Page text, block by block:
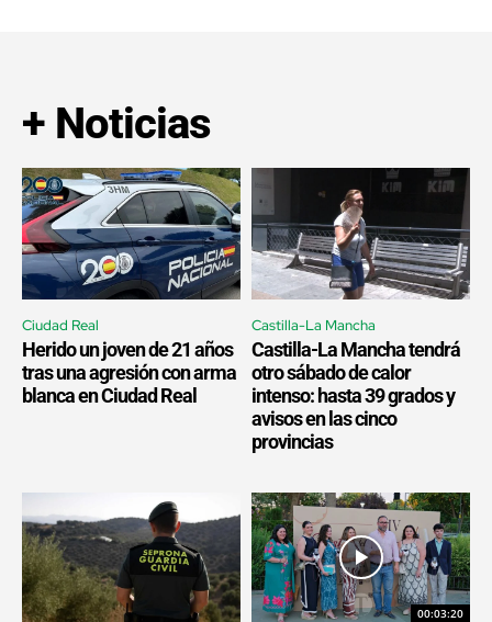
+ Noticias
Ciudad Real
Herido un joven de 21 años
tras una agresión con arma
blanca en Ciudad Real
Castilla-La Mancha
Castilla-La Mancha tendrá
otro sábado de calor
intenso: hasta 39 grados y
avisos en las cinco
provincias
00:03:20